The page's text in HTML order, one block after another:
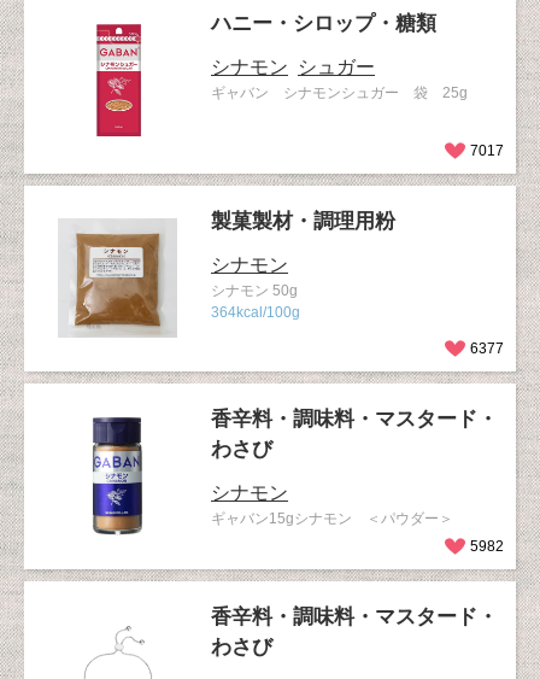
ハニー・シロップ・糖類
シナモン シュガー
ギャバン シナモンシュガー 袋 25g
7017
製菓製材・調理用粉
シナモン
シナモン 50g
364kcal/100g
6377
香辛料・調味料・マスタード・
わさび
シナモン
ギャバン15gシナモン ＜パウダー＞
5982
香辛料・調味料・マスタード・
わさび